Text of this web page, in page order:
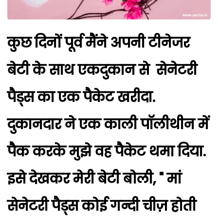
कुछ दिनों पूर्व मैंने अपनी टीनेजर
बेटी के साथ एकदुकान से सेनेटरी
पैड्स का एक पैकेट खरीदा.
दुकानदार ने एक काली पॉलीथीन में
पैक करके मुझे वह पैकेट थमा दिया.
इसे देखकर मेरी बेटी बोली, " मां
सेनेटरी पैड्स कोई गन्दी चीज़ होती